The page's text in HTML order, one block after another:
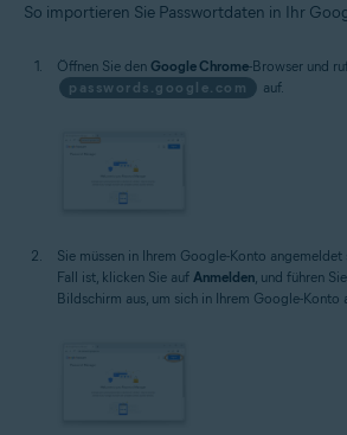
So importieren Sie Passwortdaten in Ihr
Öffnen Sie den Google Chrome-Browser und
passwords.google.com
auf.
Sie müssen in Ihrem Google-Konto angemeldet
Fall ist, klicken Sie auf Anmelden , und führen
Bildschirm aus, um sich in Ihrem Google-Konto